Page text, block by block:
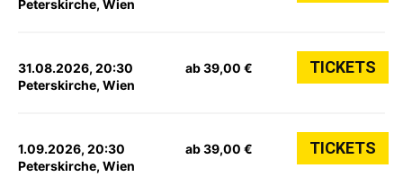
Peterskirche, Wien
31.08.2026, 20:30
Peterskirche, Wien
ab 39,00 € TICKETS
1.09.2026, 20:30
Peterskirche, Wien
ab 39,00 € TICKETS